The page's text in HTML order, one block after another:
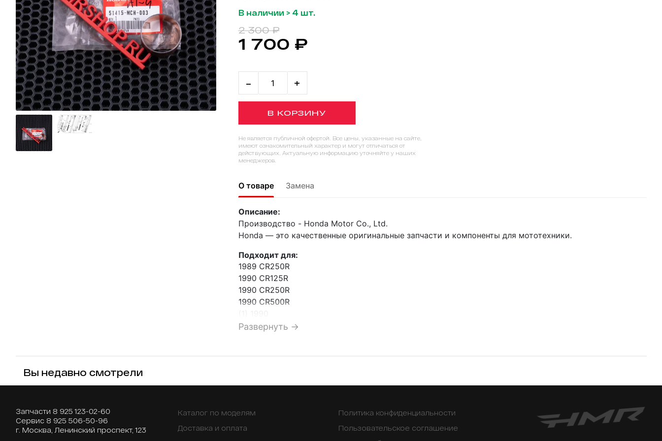
В наличии > 4 шт.
2 300 ₽
1 700 ₽
- +
В КОРЗИНУ
Не является публичной офертой. Все цены, указанные на сайте,
имеют ознакомительный характер и могут отличаться от
действующих. Актуальную информацию уточняйте у наших
менеджеров.
О товаре Замена
Описание:
Производство - Honda Motor Co., Ltd.
Honda — это качественные оригинальные запчасти и компоненты для мототехники.
Подходит для:
1989 CR250R
1990 CR125R
1990 CR250R
1990 CR500R
CR500R (2)
1992 CR500R
CBR900RR 1996
Развернуть →
Вы недавно смотрели
Запчасти 8 925 123-02-60
Сервис 8 925 506-50-96
г. Москва, Ленинский проспект, 123
Каталог по моделям
Доставка и оплата
Политика конфиденциальности
Пользовательское соглашение